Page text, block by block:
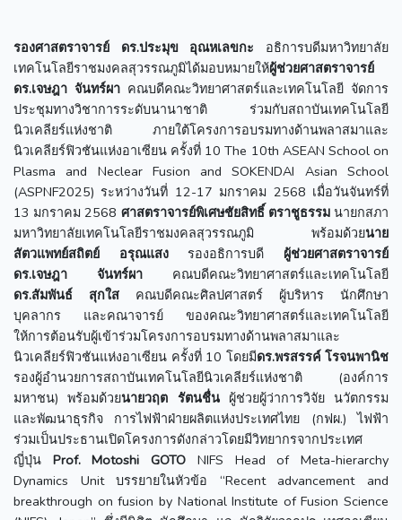
รองศาสตราจารย์ ดร.ประมุข อุณหเลขกะ อธิการบดีมหาวิทยาลัย
เทคโนโลยีราชมงคลสุวรรณภูมิได้มอบหมายให้ผู้ช่วยศาสตราจารย์
ดร.เจษฎา จันทร์ผา คณบดีคณะวิทยาศาสตร์และเทคโนโลยี จัดการ
ประชุมทางวิชาการระดับนานาชาติ ร่วมกับสถาบันเทคโนโลยี
นิวเคลียร์แห่งชาติ ภายใต้โครงการอบรมทางด้านพลาสมาและ
นิวเคลียร์ฟิวชันแห่งอาเซียน ครั้งที่ 10 The 10th ASEAN School on
Plasma and Neclear Fusion and SOKENDAI Asian School
(ASPNF2025) ระหว่างวันที่ 12-17 มกราคม 2568 เมื่อวันจันทร์ที่
13 มกราคม 2568 ศาสตราจารย์พิเศษชัยสิทธิ์ ตราชูธรรมนายกสภา
มหาวิทยาลัยเทคโนโลยีราชมงคลสุวรรณภูมิ พร้อมด้วยนาย
สัตวแพทย์สถิตย์ อรุณแสงรองอธิการบดี ผู้ช่วยศาสตราจารย์
ดร.เจษฎา จันทร์ผา คณบดีคณะวิทยาศาสตร์และเทคโนโลยี
ดร.สัมพันธ์ สุกใส คณบดีคณะศิลปศาสตร์ ผู้บริหาร นักศึกษา
บุคลากร และคณาจารย์ ของคณะวิทยาศาสตร์และเทคโนโลยี
ให้การต้อนรับผู้เข้าร่วมโครงการอบรมทางด้านพลาสมาและ
นิวเคลียร์ฟิวชันแห่งอาเซียน ครั้งที่ 10 โดยมีดร.พรสรรค์ โรจนพานิช
รองผู้อำนวยการสถาบันเทคโนโลยีนิวเคลียร์แห่งชาติ (องค์การ
มหาชน) พร้อมด้วยนายวฤต รัตนชื่นผู้ช่วยผู้ว่าการวิจัย นวัตกรรม
และพัฒนาธุรกิจ การไฟฟ้าฝ่ายผลิตแห่งประเทศไทย (กฟผ.) ไฟฟ้า
ร่วมเป็นประธานเปิดโครงการดังกล่าวโดยมีวิทยากรจากประเทศ
ญี่ปุ่น Prof. Motoshi GOTO NIFS Head of Meta-hierarchy
Dynamics Unit บรรยายในหัวข้อ “Recent advancement and
breakthrough on fusion by National Institute of Fusion Science